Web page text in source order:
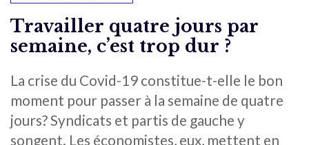
Travailler quatre jours par
semaine, c’est trop dur ?
La crise du Covid-19 constitue-t-elle le bon
moment pour passer à la semaine de quatre
jours? Syndicats et partis de gauche y
songent. Les économistes, eux, mettent en